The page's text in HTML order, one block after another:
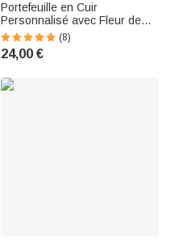
Portefeuille en Cuir
Personnalisé avec Fleur de
Naissance et Nom Style Nœud
Papillon Crayon Porte-Cartes
avec Bracelet Cadeau
(8)
24,00 €